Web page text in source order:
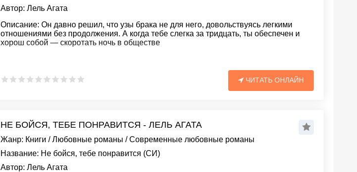
Автор: Лель Агата
Описание: Он давно решил, что узы брака не для него, довольствуясь легкими
отношениями без продолжения. А когда тебе слегка за тридцать, ты обеспечен и
хорош собой — скоротать ночь в обществе
ЧИТАТЬ ОНЛАЙН
НЕ БОЙСЯ, ТЕБЕ ПОНРАВИТСЯ - ЛЕЛЬ АГАТА
Жанр: Книги /Любовные романы /Современные любовные романы
Название: Не бойся, тебе понравится (СИ)
Автор: Лель Агата